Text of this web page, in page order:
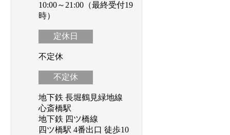
10:00～21:00（最終受付19
時）
定休日
不定休
不定休
地下鉄 長堀鶴見緑地線
心斎橋駅
地下鉄 四ツ橋線
四ツ橋駅 4番出口 徒歩10